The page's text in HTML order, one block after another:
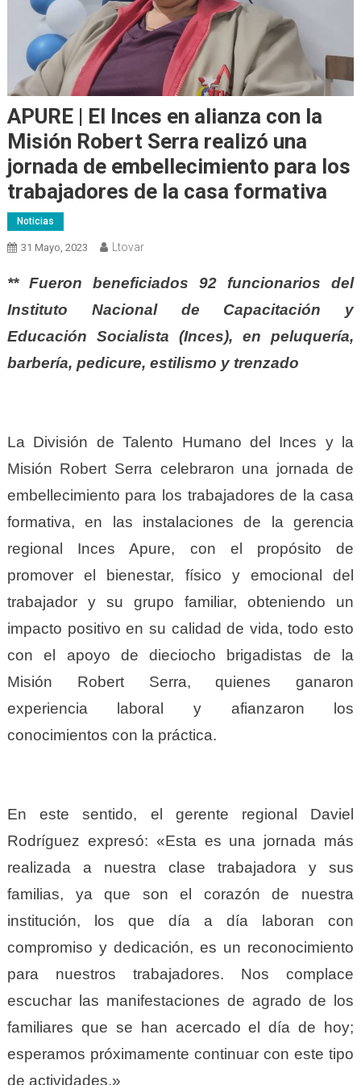
APURE | El Inces en alianza con la
Misión Robert Serra realizó una
jornada de embellecimiento para los
trabajadores de la casa formativa
Noticias
31 Mayo, 2023 Ltovar
** Fueron beneficiados 92 funcionarios del
Instituto Nacional de Capacitación y
Educación Socialista (Inces), en peluquería,
barbería, pedicure, estilismo y trenzado
La División de Talento Humano del Inces y la
Misión Robert Serra celebraron una jornada de
embellecimiento para los trabajadores de la casa
formativa, en las instalaciones de la gerencia
regional Inces Apure, con el propósito de
promover el bienestar, físico y emocional del
trabajador y su grupo familiar, obteniendo un
impacto positivo en su calidad de vida, todo esto
con el apoyo de dieciocho brigadistas de la
Misión Robert Serra, quienes ganaron
experiencia laboral y afianzaron los
conocimientos con la práctica.
En este sentido, el gerente regional Daviel
Rodríguez expresó: «Esta es una jornada más
realizada a nuestra clase trabajadora y sus
familias, ya que son el corazón de nuestra
institución, los que día a día laboran con
compromiso y dedicación, es un reconocimiento
para nuestros trabajadores. Nos complace
escuchar las manifestaciones de agrado de los
familiares que se han acercado el día de hoy;
esperamos próximamente continuar con este tipo
de actividades.»